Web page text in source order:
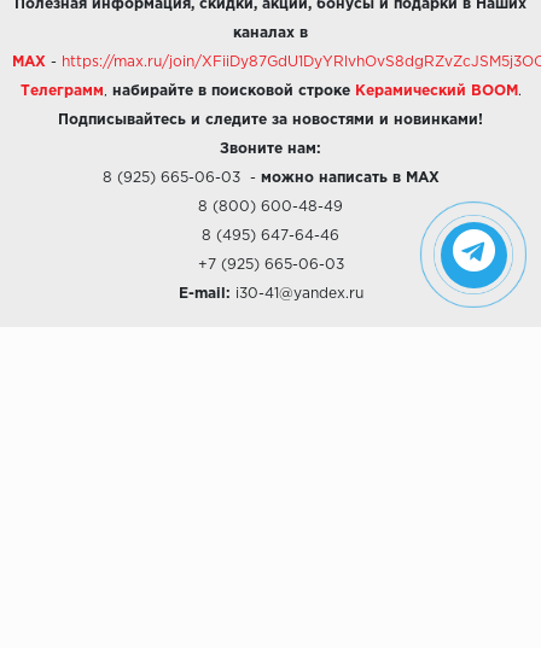
Полезная информация, скидки, акции, бонусы и подарки в Наших
каналах в
MAX - https://max.ru/join/
Телеграмм набирайте в поисковой строке Керамический BOOM .
Подписывайтесь и следите за новостями и новинками!
Звоните нам:
8 (925) 665-06-03- можно написать в MAX
8 (800) 600-48-49
8 (495) 647-64-46
+7 (925) 665-06-03
E-mail: i30-41@yandex.ru